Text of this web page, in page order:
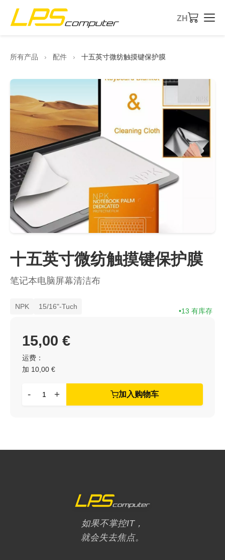
ZH
产品
服务
关于公司
eBay商店
所有产品 › 配件 › 十五英寸微纺触摸键保护膜
十五英寸微纺触摸键保护膜
笔记本电脑屏幕清洁布
NPK 15/16"-Tuch
13 有库存
运费：
加 10,00 €
15,00 €
- + 加入购物车
如果不掌控IT，
就会失去焦点。